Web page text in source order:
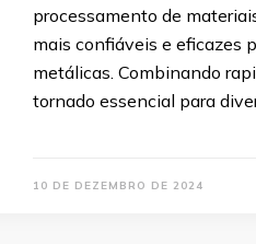
processamento de
mais confiáveis e eficazes
metálicas. Combinando
tornado essencial para
10 DE DEZEMBRO DE 2024